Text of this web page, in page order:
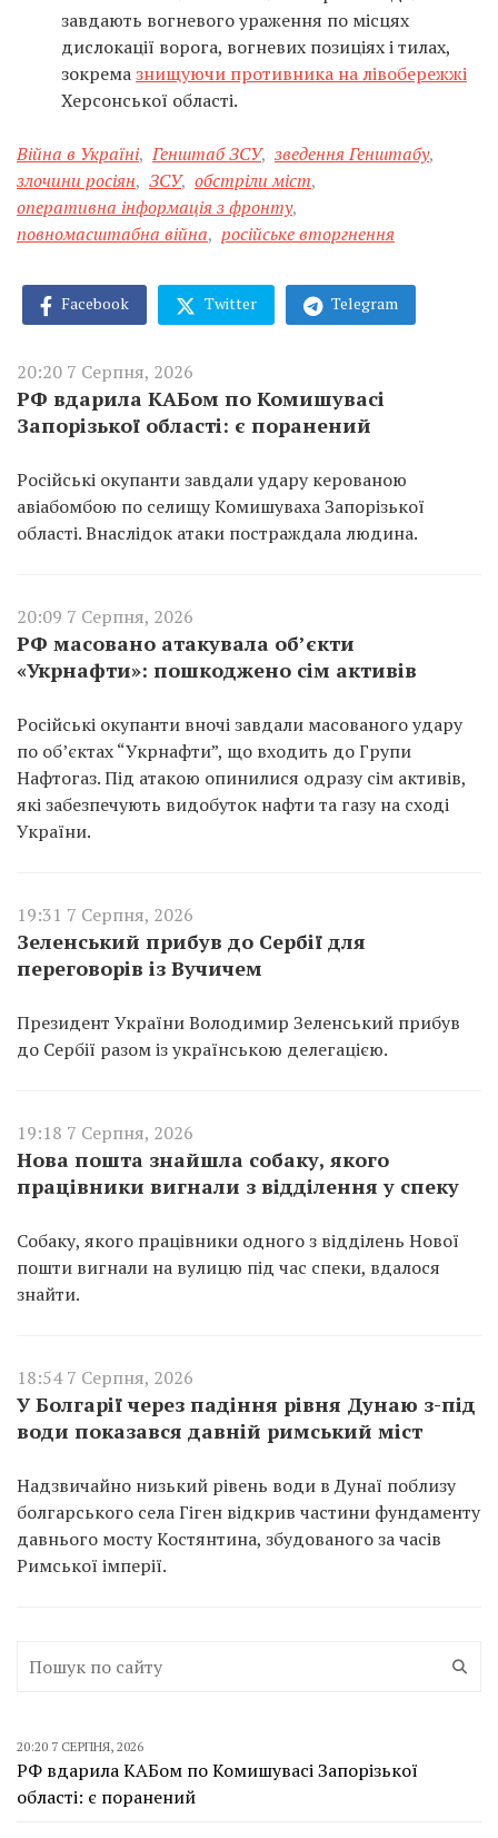
завдають вогневого ураження по місцях
дислокації ворога, вогневих позиціях і тилах,
зокремазнищуючи противника на лівобережжі
Херсонської області.
Війна в Україні, Генштаб ЗСУ, зведення Генштабу,
злочини росіян, ЗСУ, обстріли міст,
оперативна інформація з фронту,
повномасштабна війна, російське вторгнення
Facebook Twitter Telegram
20:20 7 Серпня, 2026
РФ вдарила КАБом по Комишувасі
Запорізької області: є поранений
Російські окупанти завдали удару керованою
авіабомбою по селищу Комишуваха Запорізької
області. Внаслідок атаки постраждала людина.
20:09 7 Серпня, 2026
РФ масовано атакувала об’єкти
«Укрнафти»: пошкоджено сім активів
Російські окупанти вночі завдали масованого удару
по об’єктах “Укрнафти”, що входить до Групи
Нафтогаз. Під атакою опинилися одразу сім активів,
які забезпечують видобуток нафти та газу на сході
України.
19:31 7 Серпня, 2026
Зеленський прибув до Сербії для
переговорів із Вучичем
Президент України Володимир Зеленський прибув
до Сербії разом із українською делегацією.
19:18 7 Серпня, 2026
Нова пошта знайшла собаку, якого
працівники вигнали з відділення у спеку
Собаку, якого працівники одного з відділень Нової
пошти вигнали на вулицю під час спеки, вдалося
знайти.
18:54 7 Серпня, 2026
У Болгарії через падіння рівня Дунаю з-під
води показався давній римський міст
Надзвичайно низький рівень води в Дунаї поблизу
болгарського села Гіген відкрив частини фундаменту
давнього мосту Костянтина, збудованого за часів
Римської імперії.
20:20 7 СЕРПНЯ, 2026
РФ вдарила КАБом по Комишувасі Запорізької
області: є поранений